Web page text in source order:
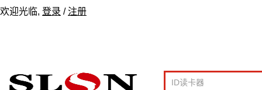
欢迎光临, 登录 / 注册